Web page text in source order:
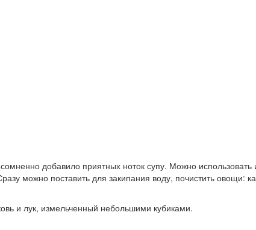
добавило приятных ноток супу. Можно
можно поставить для закипания воду, почистить овощи:
и лук, измельченный небольшими кубиками.